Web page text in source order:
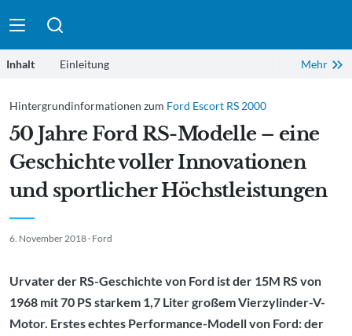
Suche absenden
50 Jahre Ford RS-Modelle – eine
Geschichte voller Innovationen
und sportlicher Höchstleistungen
Hintergrundinformationen zum Ford Escort RS 2000
6. November 2018 · Ford
Urvater der RS-Geschichte von Ford ist der 15M RS von
1968 mit 70 PS starkem 1,7 Liter großem Vierzylinder-V-
Motor. Erstes echtes Performance-Modell von Ford: der
Inhalt Einleitung
Mit dem Ford Escort Mk III bricht eine neue Epoche an
Traumsportwagen mit Seltenheitswert: Der Ford RS200
Setzten auch aerodynamisch Ausrufezeichen: Die „Cossies“
So jung und schon ein Klassiker: Ford Focus RS Mk II
Aktuell gültiger Maßstab: Der Ford Focus RS Mk III „Blue &